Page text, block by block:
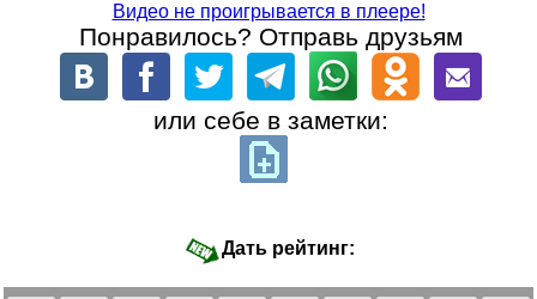
Видео не проигрывается в плеере!
Понравилось? Отправь друзьям
или себе в заметки:
Дать рейтинг: